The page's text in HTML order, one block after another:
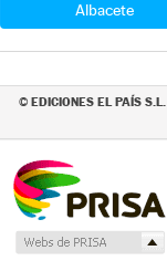
Albacete
© EDICIONES EL PAÍS S.L.